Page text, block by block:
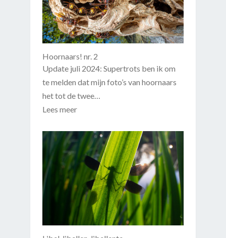
Hoornaars! nr. 2
Update juli 2024: Supertrots ben ik om
te melden dat mijn foto’s van hoornaars
het tot de twee…
Lees meer